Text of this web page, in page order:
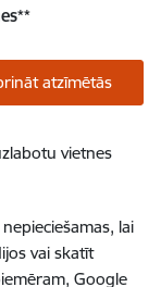
**
atzīmētās
vietnes
lai
vai skatīt
Google